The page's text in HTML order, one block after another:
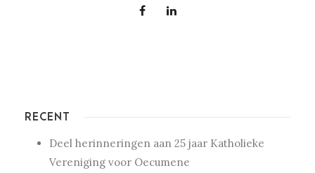
RECENT
Deel herinneringen aan 25 jaar Katholieke
Vereniging voor Oecumene